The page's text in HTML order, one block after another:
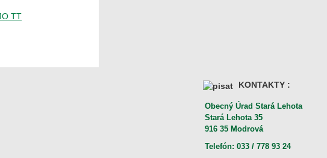
KONTAKTY :
Obecný Úrad Stará Lehota
Stará Lehota 35
916 35 Modrová
Telefón: 033 / 778 93 24